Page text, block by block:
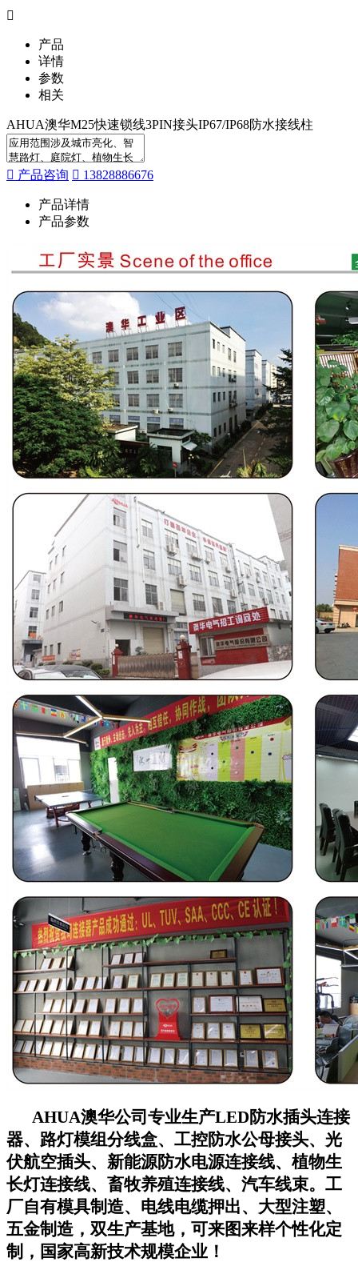
产品
详情
参数
相关
AHUA澳华M25快速锁线3PIN接头IP67/IP68防水接线柱
产品咨询 13828886676
产品详情
产品参数
AHUA澳华公司专业生产LED防水插头连接
器、路灯模组分线盒、工控防水公母接头、光
伏航空插头、新能源防水电源连接线、植物生
长灯连接线、畜牧养殖连接线、汽车线束。工
厂自有模具制造、电线电缆押出、大型注塑、
五金制造，双生产基地，可来图来样个性化定
制，国家高新技术规模企业！